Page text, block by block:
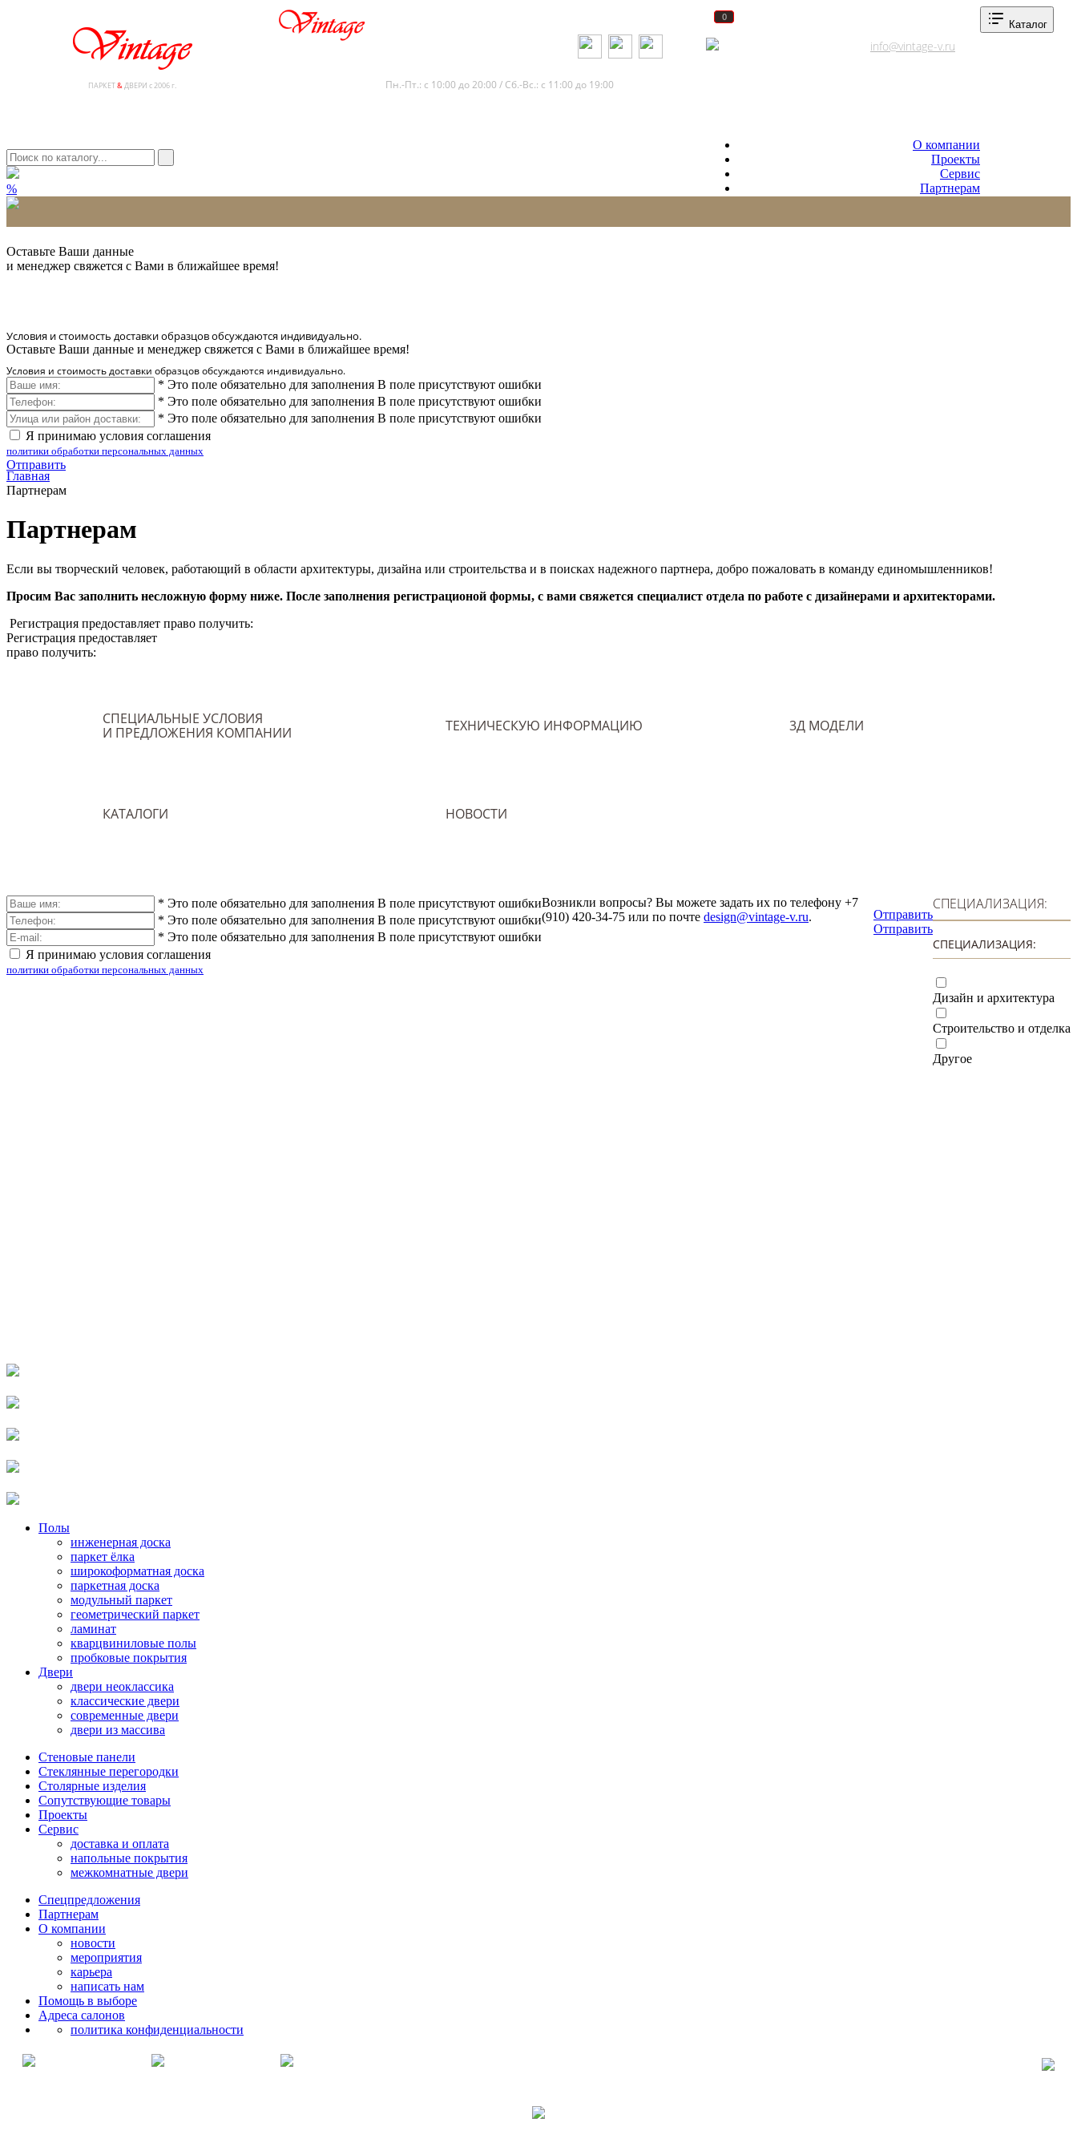
ПАРКЕТ&ДВЕРИ с 2006 г. Пн.-Пт.: с 10:00 до 20:00 / Сб.-Вс.: с 11:00 до 19:00
info@vintage-v.ru
0
0
О компании
Проекты
Сервис
Партнерам
Каталог
%
Оставьте Ваши данные
и менеджер свяжется с Вами в ближайшее время!
Условия и стоимость доставки образцов обсуждаются индивидуально.
Оставьте Ваши данные и менеджер свяжется с Вами в ближайшее время!
Условия и стоимость доставки образцов обсуждаются индивидуально.
* Это поле обязательно для заполнения В поле присутствуют ошибки
* Это поле обязательно для заполнения В поле присутствуют ошибки
* Это поле обязательно для заполнения В поле присутствуют ошибки
Я принимаю условия соглашения
политики обработки персональных данных
Отправить
Главная
Партнерам
Партнерам
Если вы творческий человек, работающий в области архитектуры, дизайна или строительства и в поисках надежного партнера, добро пожаловать в команду единомышленников!
Просим Вас заполнить несложную форму ниже. После заполнения регистрационой формы, с вами свяжется специалист отдела по работе с дизайнерами и архитекторами.
Регистрация предоставляет право получить:
Регистрация предоставляет
право получить:
СПЕЦИАЛЬНЫЕ УСЛОВИЯ
И ПРЕДЛОЖЕНИЯ КОМПАНИИ
ТЕХНИЧЕСКУЮ ИНФОРМАЦИЮ 3Д МОДЕЛИ
КАТАЛОГИ НОВОСТИ
СПЕЦИАЛИЗАЦИЯ:
СПЕЦИАЛИЗАЦИЯ:
Дизайн и архитектура
Строительство и отделка
Другое
* Это поле обязательно для заполнения В поле присутствуют ошибки
* Это поле обязательно для заполнения В поле присутствуют ошибки
* Это поле обязательно для заполнения В поле присутствуют ошибки
Я принимаю условия соглашения
политики обработки персональных данных
Отправить
Отправить
Возникли вопросы? Вы можете задать их по телефону +7
(910) 420-34-75 или по почте design@vintage-v.ru.
Полы
инженерная доска
паркет ёлка
широкоформатная доска
паркетная доска
модульный паркет
геометрический паркет
ламинат
кварцвиниловые полы
пробковые покрытия
Двери
двери неоклассика
классические двери
современные двери
двери из массива
Стеновые панели
Стеклянные перегородки
Столярные изделия
Сопутствующие товары
Проекты
Сервис
доставка и оплата
напольные покрытия
межкомнатные двери
Спецпредложения
Партнерам
О компании
новости
мероприятия
карьера
написать нам
Помощь в выборе
Адреса салонов
политика конфиденциальности